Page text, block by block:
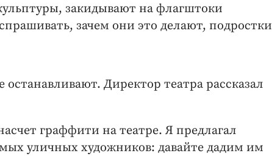
закидывают на флагштоки
зачем они это делают, подростки
Директор театра рассказал
граффити на театре. Я предлагал
уличных художников: давайте дадим им